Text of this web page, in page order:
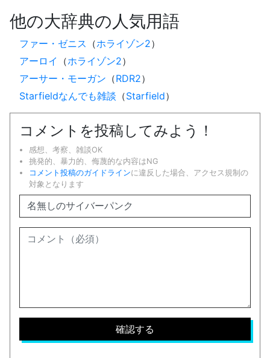
他の大辞典の人気用語
ファー・ゼニス （ホライゾン2）
アーロイ
（ホライゾン2）
アーサー・モーガン （RDR2）
Starfieldなんでも雑談 （Starfield）
コメントを投稿してみよう！
感想、考察、雑談OK
挑発的、暴力的、侮蔑的な内容はNG
コメント投稿のガイドラインに違反した場合、アクセス規制の
対象となります